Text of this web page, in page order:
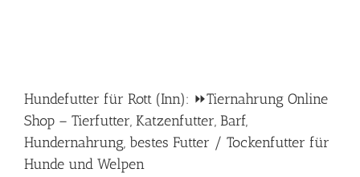
Hundefutter für Rott (Inn): ⏩Tiernahrung Online
Shop – Tierfutter, Katzenfutter, Barf,
Hundernahrung, bestes Futter / Tockenfutter für
Hunde und Welpen